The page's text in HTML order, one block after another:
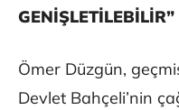
GENİŞLETİLEBİLİR”
Ömer Düzgün,
Devlet Bahçeli’nin